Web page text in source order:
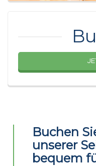
Buchen
unserer
bequem